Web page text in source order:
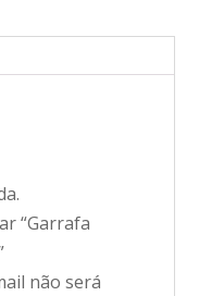
“Garrafa
não será